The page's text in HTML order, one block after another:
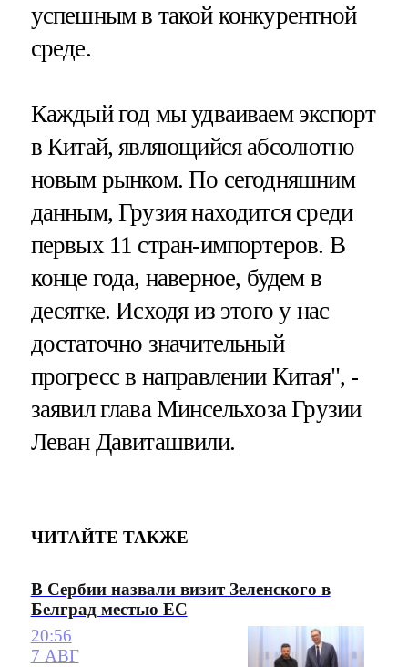
успешным в такой конкурентной
среде.
Каждый год мы удваиваем экспорт
в Китай, являющийся абсолютно
новым рынком. По сегодняшним
данным, Грузия находится среди
первых 11 стран-импортеров. В
конце года, наверное, будем в
десятке. Исходя из этого у нас
достаточно значительный
прогресс в направлении Китая", -
заявил глава Минсельхоза Грузии
Леван Давиташвили.
ЧИТАЙТЕ ТАКЖЕ
В Сербии назвали визит Зеленского в
Белград местью ЕС
20:56
7 АВГ